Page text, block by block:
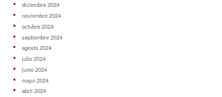
diciembre 2024
noviembre 2024
octubre 2024
septiembre 2024
agosto 2024
julio 2024
junio 2024
mayo 2024
abril 2024